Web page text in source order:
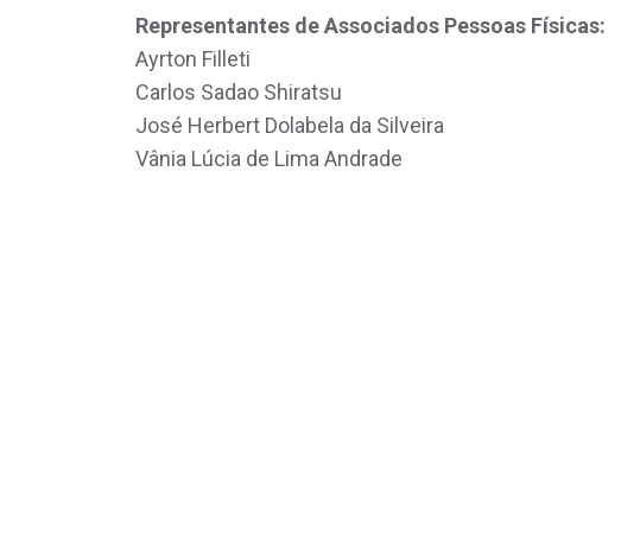
Representantes de Associados Pessoas Físicas:
Ayrton Filleti
Carlos Sadao Shiratsu
José Herbert Dolabela da Silveira
Vânia Lúcia de Lima Andrade